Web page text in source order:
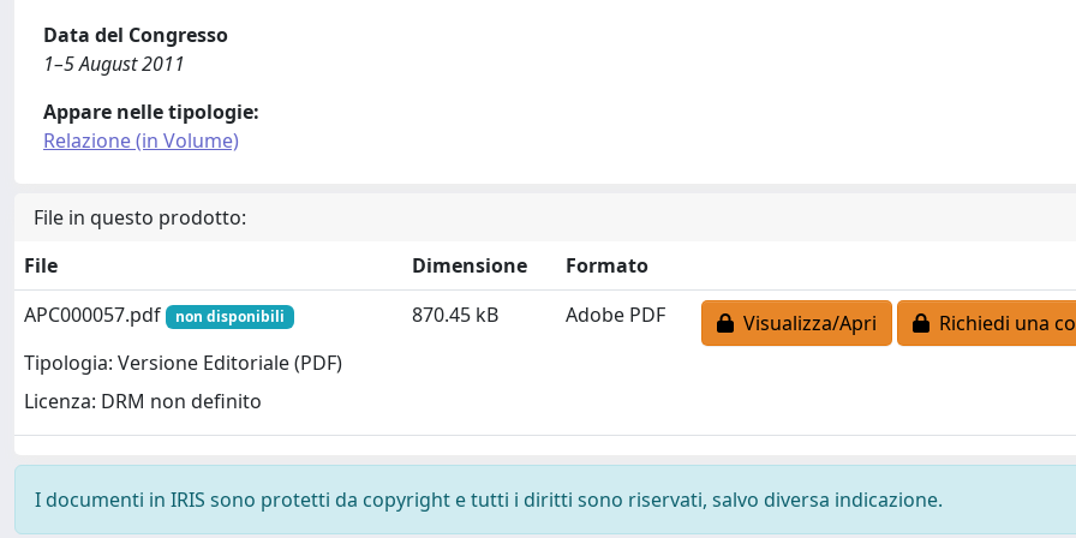
Data del Congresso
1–5 August 2011
Appare nelle tipologie:
Relazione (in Volume)
File in questo prodotto:
File
Dimensione
Formato
APC000057.pdf
non disponibili
Tipologia: Versione Editoriale (PDF)
Licenza: DRM non definito
870.45 kB Adobe PDF Visualizza/Apri Richiedi una
I documenti in IRIS sono protetti da copyright e tutti i diritti sono riservati, salvo diversa indicazione.